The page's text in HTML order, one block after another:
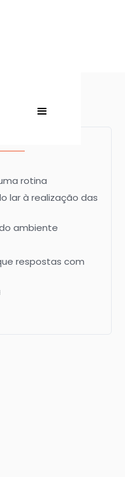
rotina
lar à realização das
ambiente
respostas com